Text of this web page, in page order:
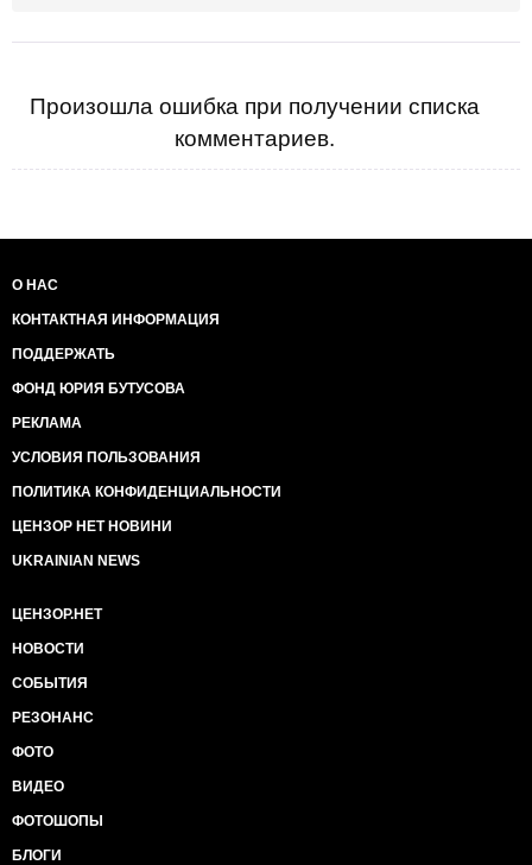
Произошла ошибка при получении списка
комментариев.
О НАС
КОНТАКТНАЯ ИНФОРМАЦИЯ
ПОДДЕРЖАТЬ
ФОНД ЮРИЯ БУТУСОВА
РЕКЛАМА
УСЛОВИЯ ПОЛЬЗОВАНИЯ
ПОЛИТИКА КОНФИДЕНЦИАЛЬНОСТИ
ЦЕНЗОР НЕТ НОВИНИ
UKRAINIAN NEWS
ЦЕНЗОР.НЕТ
НОВОСТИ
СОБЫТИЯ
РЕЗОНАНС
ФОТО
ВИДЕО
ФОТОШОПЫ
БЛОГИ